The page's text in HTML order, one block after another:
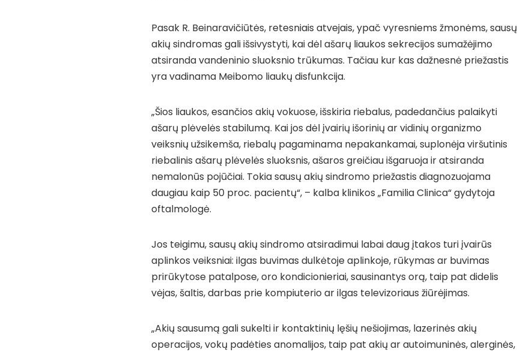
Pasak R. Beinaravičiūtės, retesniais atvejais, ypač vyresniems žmonėms, sausų
akių sindromas gali išsivystyti, kai dėl ašarų liaukos sekrecijos sumažėjimo
atsiranda vandeninio sluoksnio trūkumas. Tačiau kur kas dažnesnė priežastis
yra vadinama Meibomo liaukų disfunkcija.
„Šios liaukos, esančios akių vokuose, išskiria riebalus, padedančius palaikyti
ašarų plėvelės stabilumą. Kai jos dėl įvairių išorinių ar vidinių organizmo
veiksnių užsikemša, riebalų pagaminama nepakankamai, suplonėja viršutinis
riebalinis ašarų plėvelės sluoksnis, ašaros greičiau išgaruoja ir atsiranda
nemalonūs pojūčiai. Tokia sausų akių sindromo priežastis diagnozuojama
daugiau kaip 50 proc. pacientų“, – kalba klinikos „Familia Clinica“ gydytoja
oftalmologė.
Jos teigimu, sausų akių sindromo atsiradimui labai daug įtakos turi įvairūs
aplinkos veiksniai: ilgas buvimas dulkėtoje aplinkoje, rūkymas ar buvimas
prirūkytose patalpose, oro kondicionieriai, sausinantys orą, taip pat didelis
vėjas, šaltis, darbas prie kompiuterio ar ilgas televizoriaus žiūrėjimas.
„Akių sausumą gali sukelti ir kontaktinių lęšių nešiojimas, lazerinės akių
operacijos, vokų padėties anomalijos, taip pat akių ar autoimuninės, alerginės,